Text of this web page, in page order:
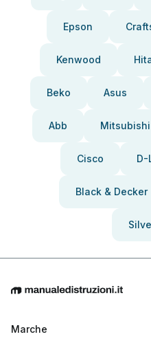
Epson
Kenwood
Beko Asus
Abb
Cisco D-
Black & Decker
Marche